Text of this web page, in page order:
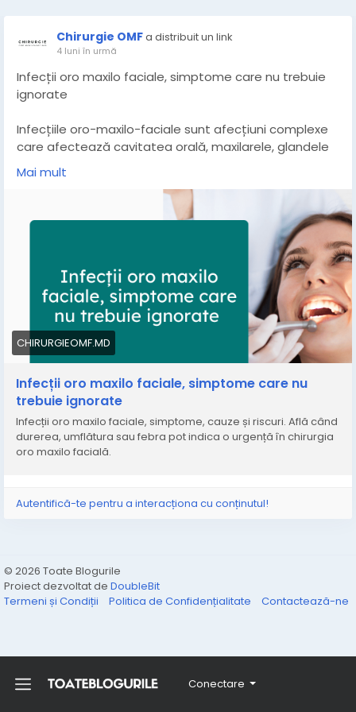
Conectare
Chirurgie OMFa distribuit un link
4 luni în urmă
Infecții oro maxilo faciale, simptome care nu trebuie
ignorate
Infecțiile oro-maxilo-faciale sunt afecțiuni complexe
care afectează cavitatea orală, maxilarele, glandele
salivare și țesuturile feței sau ale gâtului. Deși adesea
ignorată, o banală durere dentară poate degenera
rapid. Netratată, aceasta poate evolua în infecții
severe, generând complicații care pun în pericol nu
doar sănătatea orală, ci întregul sistem organism.
https://chirurgieomf.md/infectii-oro-maxilo-faciale-
simptome/
Mai mult
CHIRURGIEOMF.MD
Infecții oro maxilo faciale, simptome care nu
trebuie ignorate
Infecții oro maxilo faciale, simptome, cauze și riscuri. Află când
durerea, umflătura sau febra pot indica o urgență în chirurgia
oro maxilo facială.
Autentifică-te pentru a interacționa cu conținutul!
© 2026 Toate Blogurile
Proiect dezvoltat de DoubleBit
Termeni și Condiții
Politica de Confidențialitate Contactează-ne